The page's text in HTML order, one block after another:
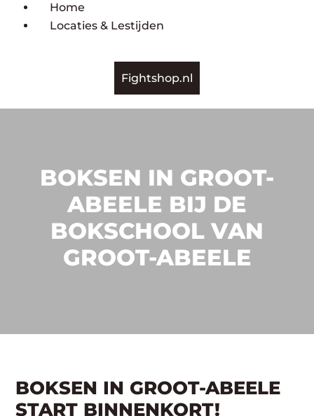
Home
Locaties & Lestijden
Fightshop.nl
BOKSEN IN GROOT-
ABEELE BIJ DE
BOKSCHOOL VAN
GROOT-ABEELE
BOKSEN IN GROOT-ABEELE
START BINNENKORT!